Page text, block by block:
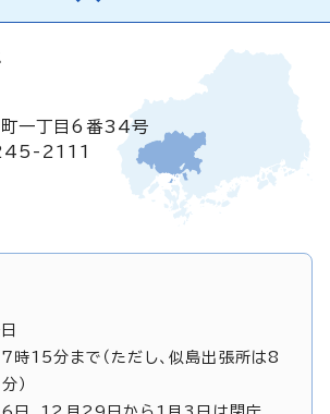
町一丁目6番34号
2111
15分まで（ただし、似島出張所は8
）